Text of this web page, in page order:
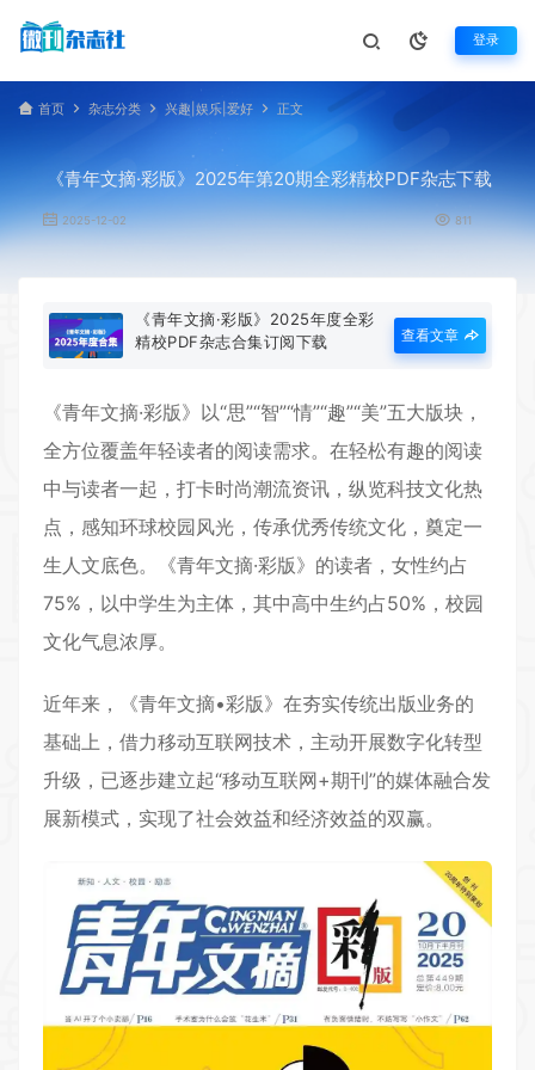
登录
首页 杂志分类 兴趣|娱乐|爱好 正文
《青年文摘·彩版》2025年第20期全彩精校PDF杂志下载
2025-12-02 811
《青年文摘·彩版》2025年度全彩
精校PDF杂志合集订阅下载
查看文章
《青年文摘·彩版》以“思”“智”“情”“趣”“美”五大版块，
全方位覆盖年轻读者的阅读需求。在轻松有趣的阅读
中与读者一起，打卡时尚潮流资讯，纵览科技文化热
点，感知环球校园风光，传承优秀传统文化，奠定一
生人文底色。《青年文摘·彩版》的读者，女性约占
75%，以中学生为主体，其中高中生约占50%，校园
文化气息浓厚。
近年来，《青年文摘•彩版》在夯实传统出版业务的
基础上，借力移动互联网技术，主动开展数字化转型
升级，已逐步建立起“移动互联网+期刊”的媒体融合发
展新模式，实现了社会效益和经济效益的双赢。